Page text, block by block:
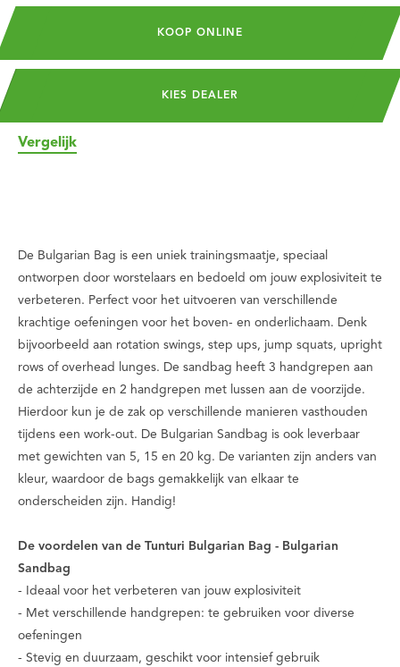
KOOP ONLINE
KIES DEALER
Vergelijk
De Bulgarian Bag is een uniek trainingsmaatje, speciaal
ontworpen door worstelaars en bedoeld om jouw explosiviteit te
verbeteren. Perfect voor het uitvoeren van verschillende
krachtige oefeningen voor het boven- en onderlichaam. Denk
bijvoorbeeld aan rotation swings, step ups, jump squats, upright
rows of overhead lunges. De sandbag heeft 3 handgrepen aan
de achterzijde en 2 handgrepen met lussen aan de voorzijde.
Hierdoor kun je de zak op verschillende manieren vasthouden
tijdens een work-out. De Bulgarian Sandbag is ook leverbaar
met gewichten van 5, 15 en 20 kg. De varianten zijn anders van
kleur, waardoor de bags gemakkelijk van elkaar te
onderscheiden zijn. Handig!
De voordelen van de Tunturi Bulgarian Bag - Bulgarian
Sandbag
- Ideaal voor het verbeteren van jouw explosiviteit
- Met verschillende handgrepen: te gebruiken voor diverse
oefeningen
- Stevig en duurzaam, geschikt voor intensief gebruik